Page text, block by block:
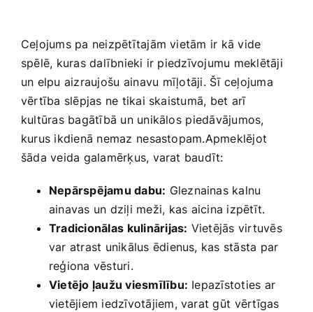
Sports, tūrisms un atpūta
TV un Sadzīves tehnika
Ceļojums pa neizpētītajām ‌vietām ir kā vide⁣
spēlē, kuras​ dalībnieki ir ‌piedzīvojumu meklētāji
‌un elpu aizraujošu ⁤ainavu ⁣mīļotāji. Šī ceļojuma
vērtība slēpjas ne tikai skaistumā,⁢ bet arī⁤
kultūras bagātībā un unikālos⁤ piedāvājumos,
kurus ikdienā ​nemaz ⁤nesastopam.Apmeklējot
šāda veida galamērķus,‌ varat baudīt:
Nepārspējamu‌ dabu: ‍Gleznainas kalnu
ainavas un ‍dziļi meži,⁣ kas aicina izpētīt.
Tradicionālas ⁤kulinārijas: Vietējās ‌virtuvēs
var atrast unikālus ēdienus, kas stāsta par
reģiona vēsturi.
Vietējo ļaužu viesmīlību: ‍Iepazīstoties ar
vietējiem iedzīvotājiem, varat gūt⁤ vērtīgas